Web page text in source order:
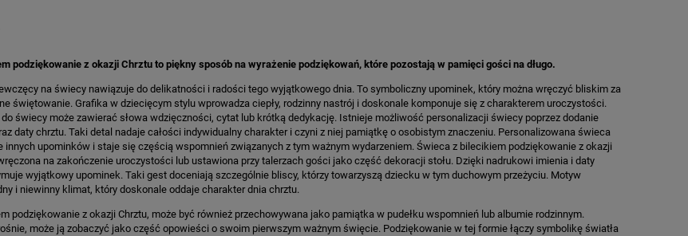
podziękowanie z okazji Chrztu to piękny sposób na wyrażenie podziękowań, które pozostają w pamięci gości na długo.
na świecy nawiązuje do delikatności i radości tego wyjątkowego dnia. To symboliczny upominek, który można wręczyć bliskim za
świętowanie. Grafika w dziecięcym stylu wprowadza ciepły, rodzinny nastrój i doskonale komponuje się z charakterem uroczystości.
do świecy może zawierać słowa wdzięczności, cytat lub krótką dedykację. Istnieje możliwość personalizacji świecy poprzez dodanie
daty chrztu. Taki detal nadaje całości indywidualny charakter i czyni z niej pamiątkę o osobistym znaczeniu. Personalizowana świeca
innych upominków i staje się częścią wspomnień związanych z tym ważnym wydarzeniem. Świeca z bilecikiem podziękowanie z okazji
na zakończenie uroczystości lub ustawiona przy talerzach gości jako część dekoracji stołu. Dzięki nadrukowi imienia i daty
wyjątkowy upominek. Taki gest doceniają szczególnie bliscy, którzy towarzyszą dziecku w tym duchowym przeżyciu. Motyw
i niewinny klimat, który doskonale oddaje charakter dnia chrztu.
podziękowanie z okazji Chrztu, może być również przechowywana jako pamiątka w pudełku wspomnień lub albumie rodzinnym.
może ją zobaczyć jako część opowieści o swoim pierwszym ważnym święcie. Podziękowanie w tej formie łączy symbolikę światła